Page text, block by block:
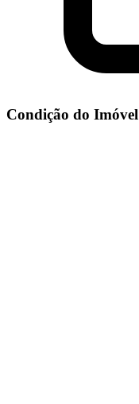
Condição do Imóvel